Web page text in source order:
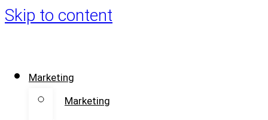
Skip to content
Marketing
Marketing